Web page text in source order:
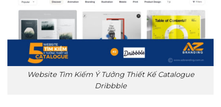
Website Tìm Kiếm Ý Tưởng Thiết Kế Catalogue
Dribbble